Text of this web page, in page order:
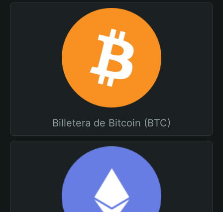
Billetera de Bitcoin (BTC)